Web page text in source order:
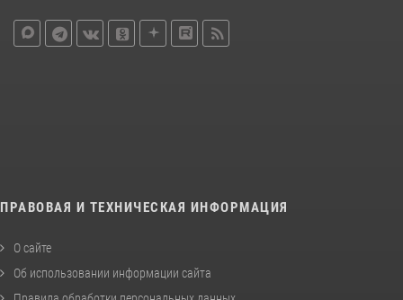
ПРАВОВАЯ И ТЕХНИЧЕСКАЯ ИНФОРМАЦИЯ
О сайте
Об использовании информации сайта